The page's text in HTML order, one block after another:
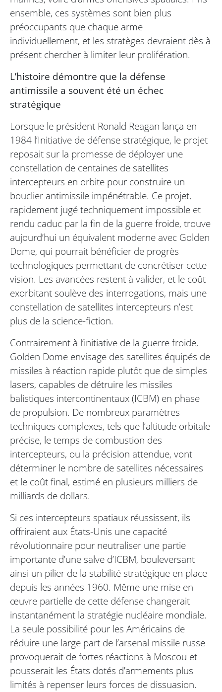
ensemble, ces systèmes sont bien plus
préoccupants que chaque arme
individuellement, et les stratèges devraient dès à
présent chercher à limiter leur prolifération.
L’histoire démontre que la défense
antimissile a souvent été un échec
stratégique
Lorsque le président Ronald Reagan lança en
1984 l’Initiative de défense stratégique, le projet
reposait sur la promesse de déployer une
constellation de centaines de satellites
intercepteurs en orbite pour construire un
bouclier antimissile impénétrable. Ce projet,
rapidement jugé techniquement impossible et
rendu caduc par la fin de la guerre froide, trouve
aujourd’hui un équivalent moderne avec Golden
Dome, qui pourrait bénéficier de progrès
technologiques permettant de concrétiser cette
vision. Les avancées restent à valider, et le coût
exorbitant soulève des interrogations, mais une
constellation de satellites intercepteurs n’est
plus de la science-fiction.
Contrairement à l’initiative de la guerre froide,
Golden Dome envisage des satellites équipés de
missiles à réaction rapide plutôt que de simples
lasers, capables de détruire les missiles
balistiques intercontinentaux (ICBM) en phase
de propulsion. De nombreux paramètres
techniques complexes, tels que l’altitude orbitale
précise, le temps de combustion des
intercepteurs, ou la précision attendue, vont
déterminer le nombre de satellites nécessaires
et le coût final, estimé en plusieurs milliers de
milliards de dollars.
Si ces intercepteurs spatiaux réussissent, ils
offriraient aux États-Unis une capacité
révolutionnaire pour neutraliser une partie
importante d’une salve d’ICBM, bouleversant
ainsi un pilier de la stabilité stratégique en place
depuis les années 1960. Même une mise en
œuvre partielle de cette défense changerait
instantanément la stratégie nucléaire mondiale.
La seule possibilité pour les Américains de
réduire une large part de l’arsenal missile russe
provoquerait de fortes réactions à Moscou et
pousserait les États dotés d’armements plus
limités à repenser leurs forces de dissuasion.